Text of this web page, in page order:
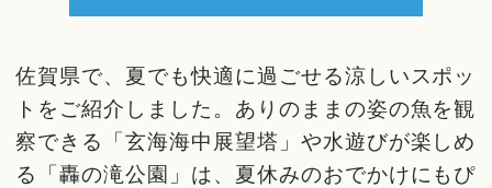
佐賀県で、夏でも快適に過ごせる涼しいスポッ
トをご紹介しました。ありのままの姿の魚を観
察できる「玄海海中展望塔」や水遊びが楽しめ
る「轟の滝公園」は、夏休みのおでかけにもぴ